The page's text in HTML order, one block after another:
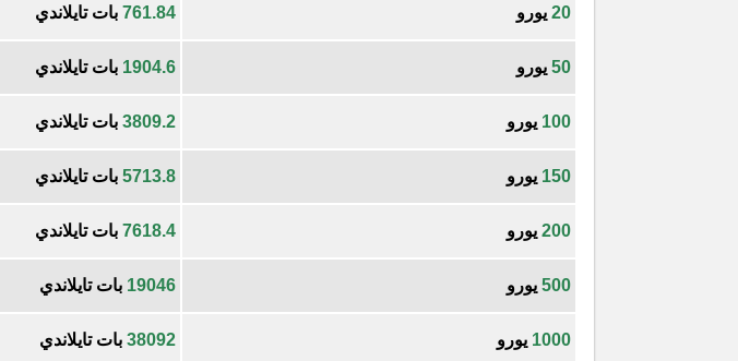
20 يورو 761.84 بات تايلاندي
50 يورو 1904.6 بات تايلاندي
100 يورو 3809.2 بات تايلاندي
150 يورو 5713.8 بات تايلاندي
200 يورو 7618.4 بات تايلاندي
500 يورو 19046 بات تايلاندي
1000 يورو 38092 بات تايلاندي